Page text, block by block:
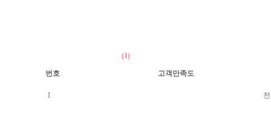
(1)
번호 고객만족도
1